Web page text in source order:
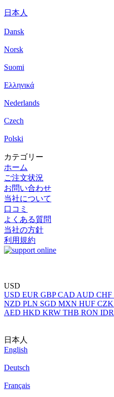
日本人
Dansk
Norsk
Suomi
Ελληνικά
Nederlands
Czech
Polski
カテゴリー
ホーム
ご注文状況
お問い合わせ
当社について
口コミ
よくある質問
当社の方針
利用規約
USD
USD EUR GBP CAD AUD CHF
NZD PLN SGD MXN HUF CZK
AED HKD KRW THB RON IDR
日本人
English
Deutsch
Français